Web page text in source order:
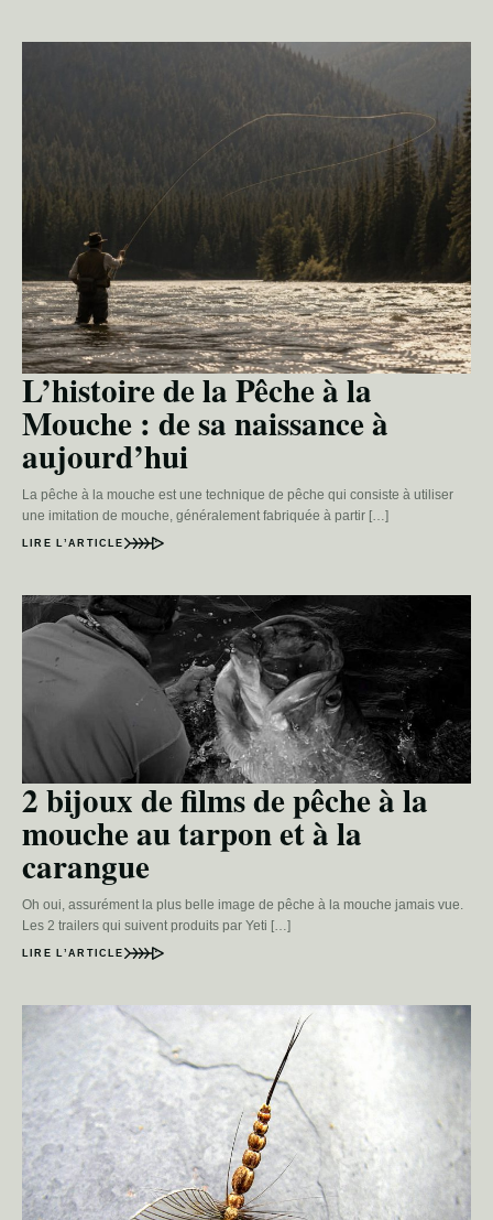
L’histoire de la Pêche à la
Mouche : de sa naissance à
aujourd’hui
La pêche à la mouche est une technique de pêche qui consiste à utiliser
une imitation de mouche, généralement fabriquée à partir […]
LIRE L’ARTICLE
2 bijoux de films de pêche à la
mouche au tarpon et à la
carangue
Oh oui, assurément la plus belle image de pêche à la mouche jamais vue.
Les 2 trailers qui suivent produits par Yeti […]
LIRE L’ARTICLE